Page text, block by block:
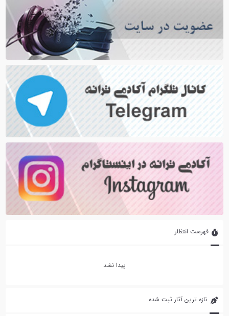
تازه ترین آثار ثبت شده
فهرست انتظار
پیدا نشد